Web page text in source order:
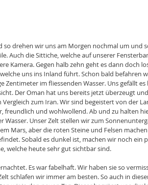
so drehen wir uns am Morgen nochmal um und
Auch die Sittiche, welche auf unserer
Kamera. Gegen halb zehn geht es dann doch
uns ins Inland führt. Schon bald befahren
Zentimeter im fliessenden Wasser. Uns gefällt
Der Oman hat uns bereits jetzt überzeugt
Vergleich zum Iran. Wir sind begeistert von der
freundlich und wohlwollend. Ab und zu halten
Unser Zelt stellen wir zum
Mars, aber die roten Steine und Felsen
Sobald es dunkel ist, machen wir noch ein
welche heute sehr gut sichtbar sind.
Es war fabelhaft. Wir haben sie so
schlafen wir immer am besten. So auch in